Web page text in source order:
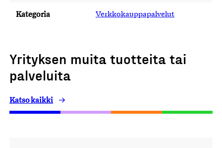
Kategoria Verkkokauppapalvelut
Yrityksen muita tuotteita tai
palveluita
Katso kaikki